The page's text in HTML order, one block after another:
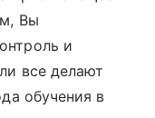
Вы
и
все делают
обучения в